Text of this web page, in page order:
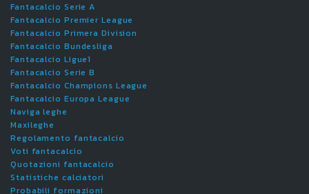
Fantacalcio Serie A
Fantacalcio Premier League
Fantacalcio Primera Division
Fantacalcio Bundesliga
Fantacalcio Ligue1
Fantacalcio Serie B
Fantacalcio Champions League
Fantacalcio Europa League
Naviga leghe
Maxileghe
Regolamento fantacalcio
Voti fantacalcio
Quotazioni fantacalcio
Statistiche calciatori
Probabili formazioni